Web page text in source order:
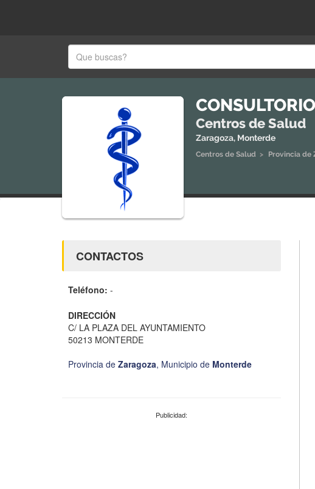
Centros de Salud
Zaragoza, Monterde
Centros de Salud > Provincia de
CONTACTOS
Teléfono: -
DIRECCIÓN
C/ LA PLAZA DEL AYUNTAMIENTO
50213 MONTERDE
Provincia de Zaragoza, Municipio de Monterde
Publicidad: